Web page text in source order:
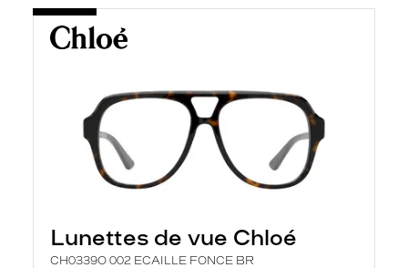
Lunettes de vue Chloé
CH0339O 002 ECAILLE FONCE BR